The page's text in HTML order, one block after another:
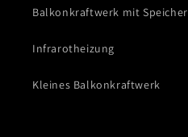
Balkonkraftwerk mit Speicher
Infrarotheizung
Kleines Balkonkraftwerk